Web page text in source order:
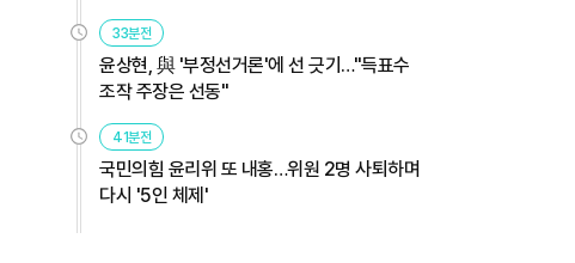
33분전
윤상현, 與 '부정선거론'에 선 긋기…"득표수
조작 주장은 선동"
41분전
국민의힘 윤리위 또 내홍…위원 2명 사퇴하며
다시 '5인 체제'